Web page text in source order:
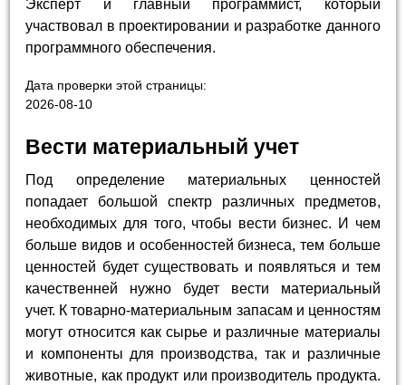
Эксперт и главный программист, который
участвовал в проектировании и разработке данного
программного обеспечения.
Дата проверки этой страницы:
2026-08-10
Вести материальный учет
Под определение материальных ценностей
попадает большой спектр различных предметов,
необходимых для того, чтобы вести бизнес. И чем
больше видов и особенностей бизнеса, тем больше
ценностей будет существовать и появляться и тем
качественней нужно будет вести материальный
учет. К товарно-материальным запасам и ценностям
могут относится как сырье и различные материалы
и компоненты для производства, так и различные
животные, как продукт или производитель продукта.